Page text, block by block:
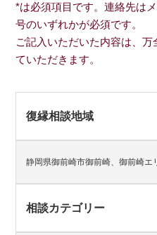
*は必須項目です。連絡先は
号のいずれかが必須です。
ご記入いただいた内容は、
ていただきます。
復縁相談地域
静岡県御前崎市御前崎、御前崎エ
相談カテゴリー